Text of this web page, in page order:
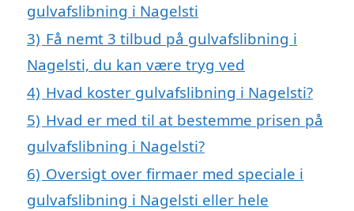
gulvafslibning i Nagelsti
3) Få nemt 3 tilbud på gulvafslibning i
Nagelsti, du kan være tryg ved
4) Hvad koster gulvafslibning i Nagelsti?
5) Hvad er med til at bestemme prisen på
gulvafslibning i Nagelsti?
6) Oversigt over firmaer med speciale i
gulvafslibning i Nagelsti eller hele